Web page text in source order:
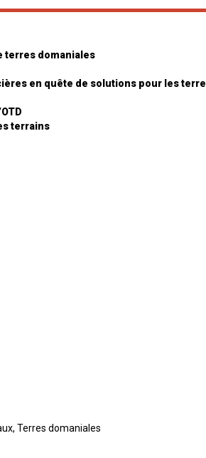
terres domaniales
en quête de solutions pour les
terrains
, Terres domaniales